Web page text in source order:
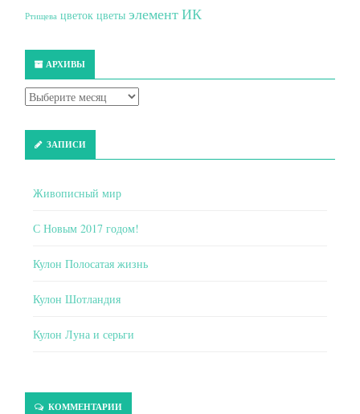
Ртищева цветок цветы элемент ИК
АРХИВЫ
ЗАПИСИ
Живописный мир
С Новым 2017 годом!
Кулон Полосатая жизнь
Кулон Шотландия
Кулон Луна и серьги
КОММЕНТАРИИ